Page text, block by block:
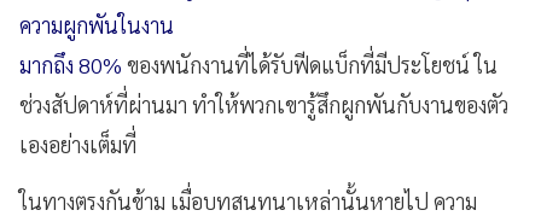
ความผูกพันในงาน
มากถึง 80% ของพนักงานที่ได้รับฟีดแบ็กที่มีประโยชน์ ใน
ช่วงสัปดาห์ที่ผ่านมา ทำให้พวกเขารู้สึกผูกพันกับงานของตัว
เองอย่างเต็มที่
ในทางตรงกันข้าม เมื่อบทสนทนาเหล่านั้นหายไป ความ